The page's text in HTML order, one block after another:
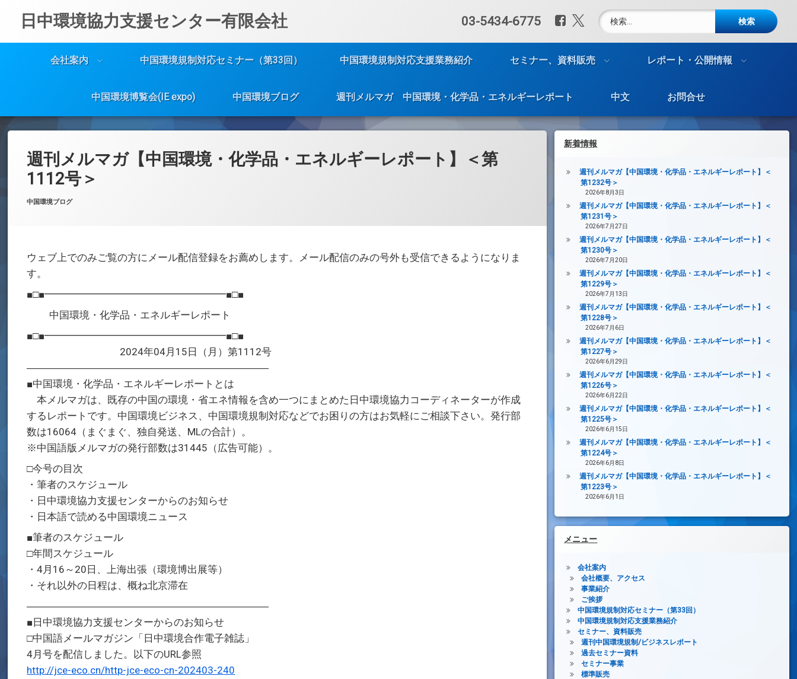
日中環境協力支援センター有限会社 電話番号:
03-5434-6775 Facebook
X.com
検索:
会社案内 中国環境規制対応セミナー（第33回） 中国環境規制対応支援業務紹介 セミナー、資料販売 レポート・公開情報
中国環境博覧会(IE expo) 中国環境ブログ 週刊メルマガ 中国環境・化学品・エネルギーレポート 中文 お問合せ
週刊メルマガ【中国環境・化学品・エネルギーレポート】＜第
1112号＞
Posted on 2024年4月15日
Updated on 2024年4月15日
byw059105
カテゴリー:
中国環境ブログ
ウェブ上でのみご覧の方にメール配信登録をお薦めします。メール配信のみの号外も受信できるようになりま
す。
■□■━━━━━━━━━━━━━━━━━━■□■
中国環境・化学品・エネルギーレポート
■□■━━━━━━━━━━━━━━━━━━■□■
2024年04月15日（月）第1112号
――――――――――――――――――――――――
■中国環境・化学品・エネルギーレポートとは
本メルマガは、既存の中国の環境・省エネ情報を含め一つにまとめた日中環境協力コーディネーターが作成
するレポートです。中国環境ビジネス、中国環境規制対応などでお困りの方はお気軽にご相談下さい。発行部
数は16064（まぐまぐ、独自発送、MLの合計）。
※中国語版メルマガの発行部数は31445（広告可能）。
□今号の目次
・筆者のスケジュール
・日中環境協力支援センターからのお知らせ
・日本語で読める中国環境ニュース
■筆者のスケジュール
□年間スケジュール
・4月16～20日、上海出張（環境博出展等）
・それ以外の日程は、概ね北京滞在
――――――――――――――――――――――――
■日中環境協力支援センターからのお知らせ
□中国語メールマガジン「日中環境合作電子雑誌」
4月号を配信しました。以下のURL参照
http://jce-eco.cn/http-jce-eco-cn-202403-240
新着情報
週刊メルマガ【中国環境・化学品・エネルギーレポート】＜
第1232号＞
2026年8月3日
週刊メルマガ【中国環境・化学品・エネルギーレポート】＜
第1231号＞
2026年7月27日
週刊メルマガ【中国環境・化学品・エネルギーレポート】＜
第1230号＞
2026年7月20日
週刊メルマガ【中国環境・化学品・エネルギーレポート】＜
第1229号＞
2026年7月13日
週刊メルマガ【中国環境・化学品・エネルギーレポート】＜
第1228号＞
2026年7月6日
週刊メルマガ【中国環境・化学品・エネルギーレポート】＜
第1227号＞
2026年6月29日
週刊メルマガ【中国環境・化学品・エネルギーレポート】＜
第1226号＞
2026年6月22日
週刊メルマガ【中国環境・化学品・エネルギーレポート】＜
第1225号＞
2026年6月15日
週刊メルマガ【中国環境・化学品・エネルギーレポート】＜
第1224号＞
2026年6月8日
週刊メルマガ【中国環境・化学品・エネルギーレポート】＜
第1223号＞
2026年6月1日
メニュー
会社案内
会社概要、アクセス
事業紹介
ご挨拶
中国環境規制対応セミナー（第33回）
中国環境規制対応支援業務紹介
セミナー、資料販売
週刊中国環境規制/ビジネスレポート
過去セミナー資料
セミナー事業
標準販売